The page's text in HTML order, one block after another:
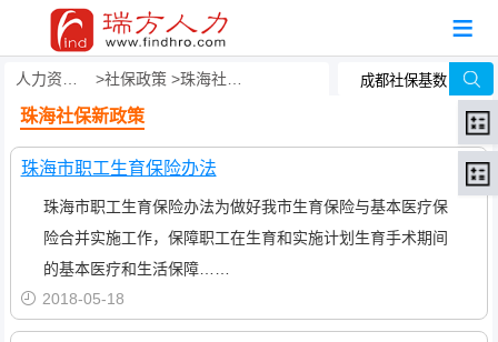
社保政策 珠海社保新政策
珠海社保新政策
珠海市职工生育保险办法
珠海市职工生育保险办法为做好我市生育保险与基本医疗保
险合并实施工作，保障职工在生育和实施计划生育手术期间
的基本医疗和生活保障……
2018-05-18